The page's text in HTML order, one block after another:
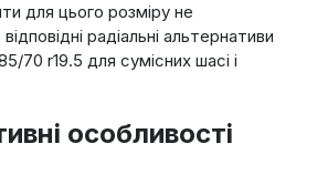
для цього розміру не
радіальні альтернативи
70 r19.5 для сумісних шасі і
особливості